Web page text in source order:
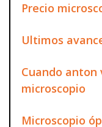
Precio
Ultimos
Cuando
microscopio
Microscopio